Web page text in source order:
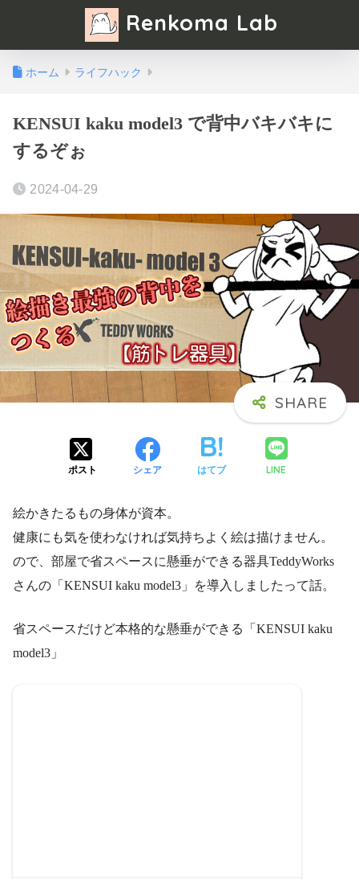
Renkoma Lab
ホーム ライフハック
KENSUI kaku model3 で背中バキバキに
するぞぉ
2024-04-29
ポスト シェア はてブ LINE
絵かきたるもの身体が資本。
健康にも気を使わなければ気持ちよく絵は描けません。
ので、部屋で省スペースに懸垂ができる器具TeddyWorks
さんの「KENSUI kaku model3」を導入しましたって話。
省スペースだけど本格的な懸垂ができる「KENSUI kaku
model3」